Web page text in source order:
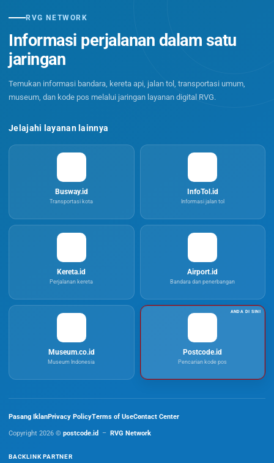
RVG NETWORK
Informasi perjalanan dalam satu
jaringan
Temukan informasi bandara, kereta api, jalan tol, transportasi umum,
museum, dan kode pos melalui jaringan layanan digital RVG.
Jelajahi layanan lainnya
Busway.id
Transportasi kota
InfoTol.id
Informasi jalan tol
Kereta.id
Perjalanan kereta
Airport.id
Bandara dan penerbangan
Museum.co.id
Museum Indonesia
Postcode.id
Pencarian kode pos
Pasang IklanPrivacy PolicyTerms of UseContact Center
Copyright 2026 © postcode.id – RVG Network
BACKLINK PARTNER